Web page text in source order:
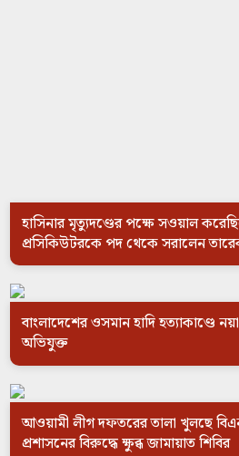
হাসিনার মৃত্যুদণ্ডের পক্ষে সওয়াল
প্রসিকিউটরকে পদ থেকে সরালেন
বাংলাদেশের ওসমান হাদি হত্যাকাণ্ডে
অভিযুক্ত
আওয়ামী লীগ দফতরের তালা খুলছে
প্রশাসনের বিরুদ্ধে ক্ষুব্ধ জামায়াত শিবির